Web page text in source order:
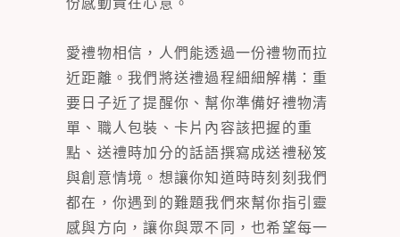
愛禮物相信，人們能透過一份禮物而拉
近距離。我們將送禮過程細細解構：重
要日子近了提醒你、幫你準備好禮物清
單、職人包裝、卡片內容該把握的重
點、送禮時加分的話語撰寫成送禮秘笈
與創意情境。想讓你知道時時刻刻我們
都在，你遇到的難題我們來幫你指引靈
感與方向，讓你與眾不同，也希望每一